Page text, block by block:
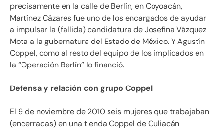
precisamente en la calle de Berlín, en Coyoacán,
Martínez Cázares fue uno de los encargados de ayudar
a impulsar la (fallida) candidatura de Josefina Vázquez
Mota a la gubernatura del Estado de México. Y Agustín
Coppel, como al resto del equipo de los implicados en
la “Operación Berlín” lo financió.
Defensa y relación con grupo Coppel
El 9 de noviembre de 2010 seis mujeres que trabajaban
(encerradas) en una tienda Coppel de Culiacán